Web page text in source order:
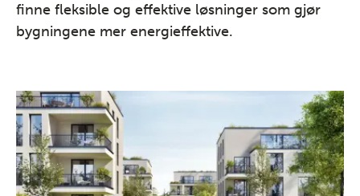
finne fleksible og effektive løsninger som gjør
bygningene mer energieffektive.